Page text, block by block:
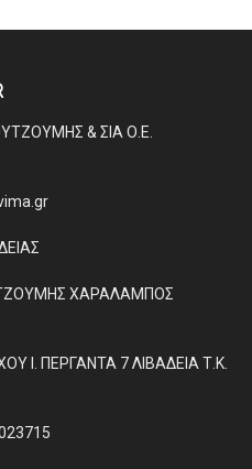
& ΣΙΑ Ο.Ε.
ΧΑΡΑΛΑΜΠΟΣ
Ι. ΠΕΡΓΑΝΤΑ 7 ΛΙΒΑΔΕΙΑ Τ.Κ.